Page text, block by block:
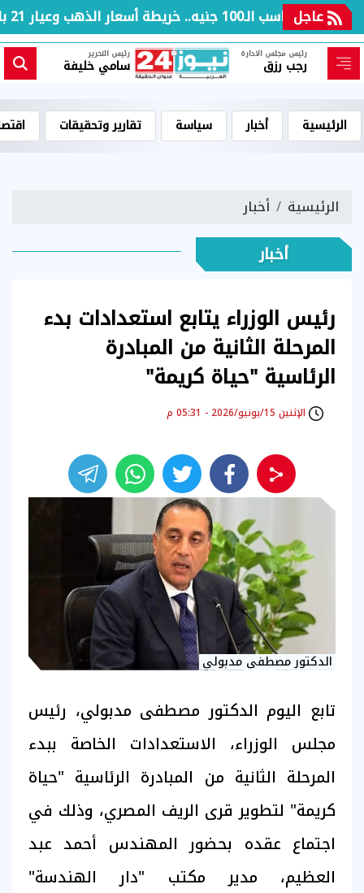
عاجل
بعد مكاسب الـ100 جنيه.. خريطة أسعار الذهب وعيار 21 بالعطلة الأسبوعية
رئيس مجلس الادارة
رجب رزق
رئيس التحرير
سامي خليفة
الرئيسية أخبار سياسة تقارير وتحقيقات
الرئيسية أخبار
أخبار
رئيس الوزراء يتابع استعدادات بدء
المرحلة الثانية من المبادرة
الرئاسية "حياة كريمة"
الإثنين 15/يونيو/2026 - 05:31 م
الدكتور مصطفى مدبولي
تابع اليوم الدكتور مصطفى مدبولي، رئيس
مجلس الوزراء، الاستعدادات الخاصة ببدء
المرحلة الثانية من المبادرة الرئاسية "حياة
كريمة" لتطوير قرى الريف المصري، وذلك في
اجتماع عقده بحضور المهندس أحمد عبد
العظيم، مدير مكتب "دار الهندسة"